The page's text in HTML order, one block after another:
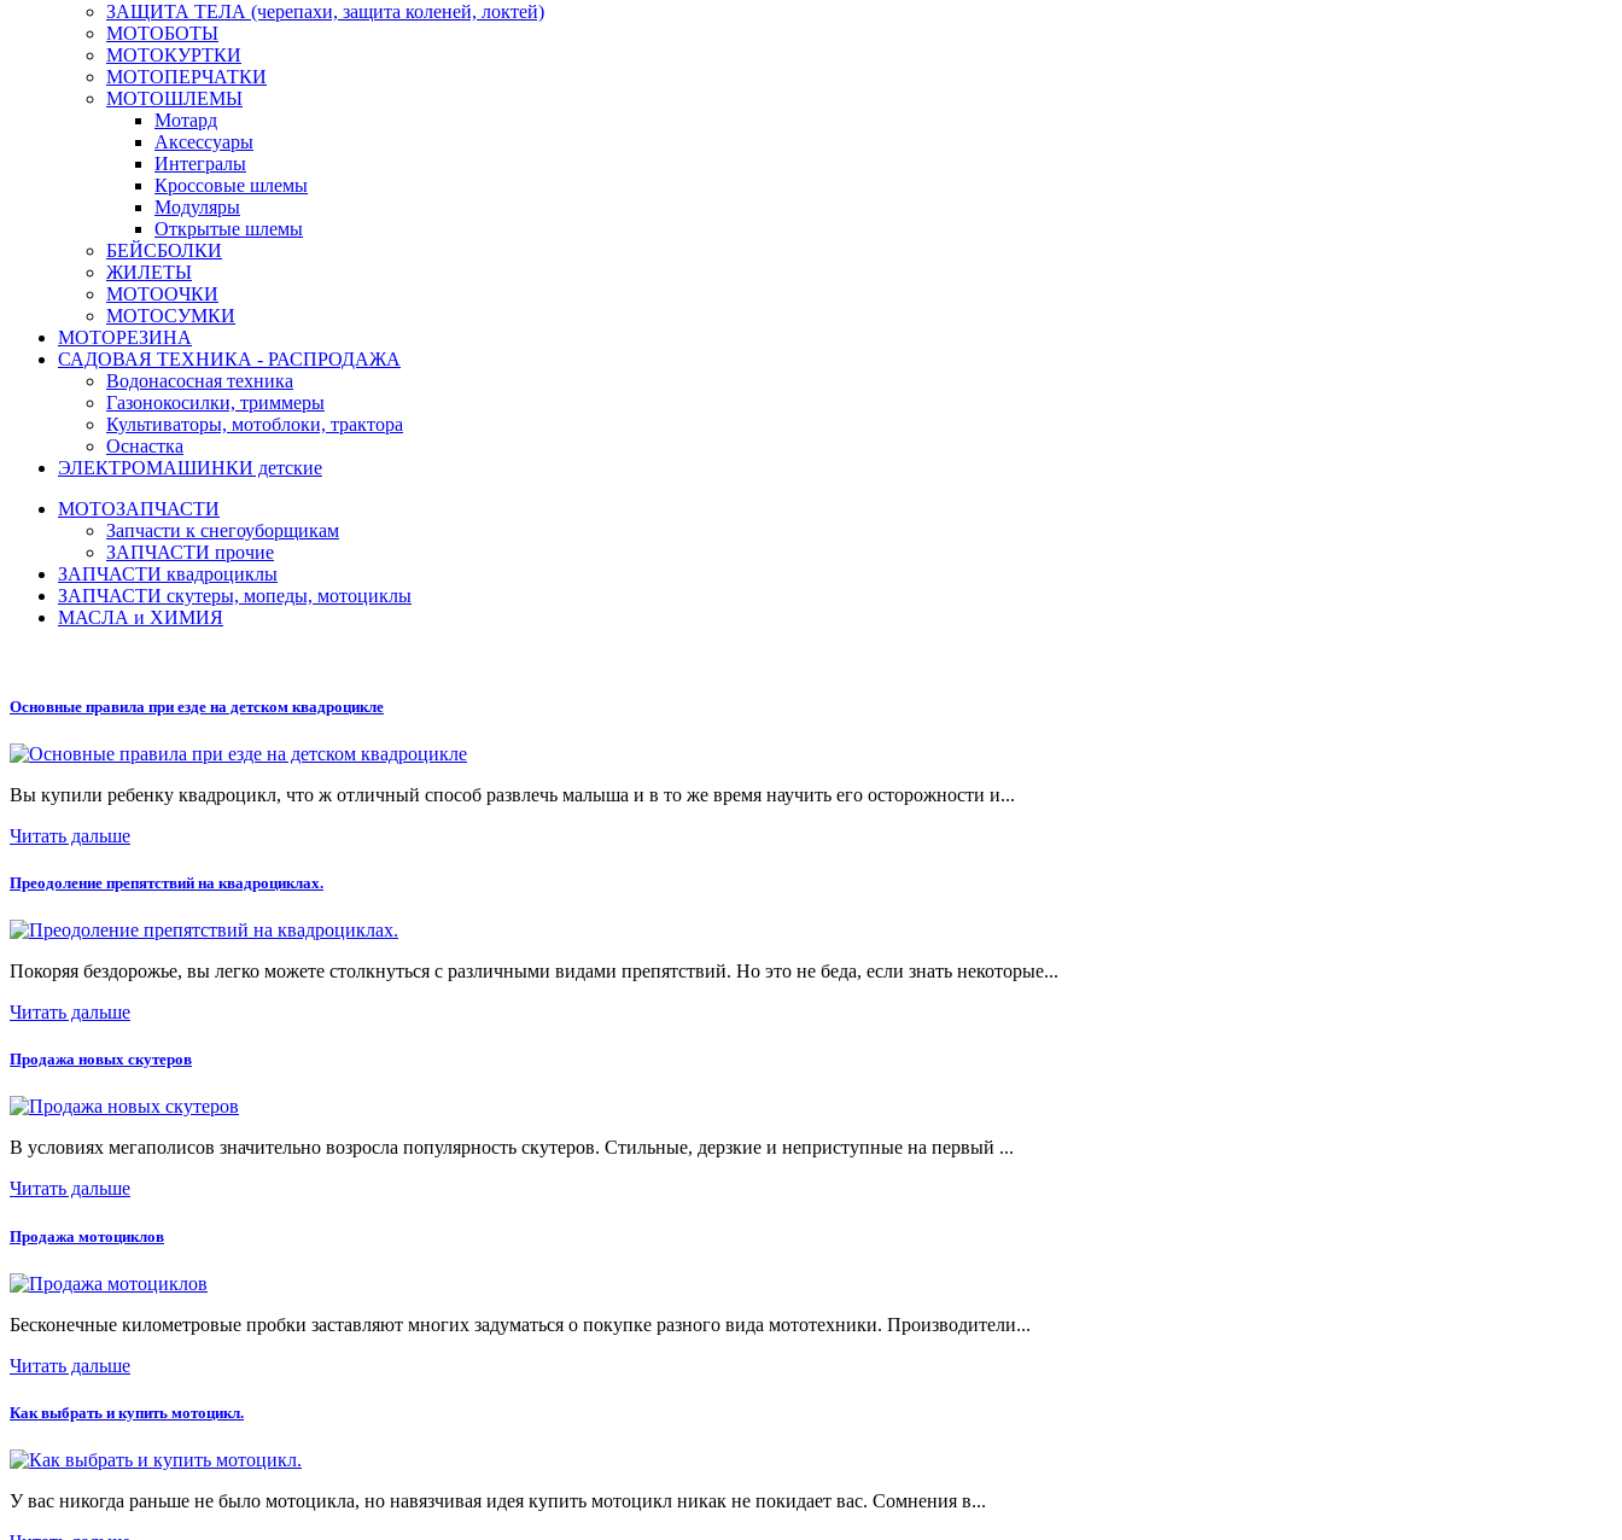
ЗАЩИТА ТЕЛА (черепахи, защита коленей, локтей)
МОТОБОТЫ
МОТОКУРТКИ
МОТОПЕРЧАТКИ
МОТОШЛЕМЫ
Мотард
Аксессуары
Интегралы
Кроссовые шлемы
Модуляры
Открытые шлемы
БЕЙСБОЛКИ
ЖИЛЕТЫ
МОТООЧКИ
МОТОСУМКИ
МОТОРЕЗИНА
САДОВАЯ ТЕХНИКА - РАСПРОДАЖА
Водонасосная техника
Газонокосилки, триммеры
Культиваторы, мотоблоки, трактора
Оснастка
ЭЛЕКТРОМАШИНКИ детские
МОТОЗАПЧАСТИ
Запчасти к снегоуборщикам
ЗАПЧАСТИ прочие
ЗАПЧАСТИ квадроциклы
ЗАПЧАСТИ скутеры, мопеды, мотоциклы
МАСЛА и ХИМИЯ
Основные правила при езде на детском квадроцикле
Вы купили ребенку квадроцикл, что ж отличный способ развлечь малыша и в то же время научить его осторожности и...
Читать дальше
Преодоление препятствий на квадроциклах.
Покоряя бездорожье, вы легко можете столкнуться с различными видами препятствий. Но это не беда, если знать некоторые...
Читать дальше
Продажа новых скутеров
В условиях мегаполисов значительно возросла популярность скутеров. Стильные, дерзкие и неприступные на первый ...
Читать дальше
Продажа мотоциклов
Бесконечные километровые пробки заставляют многих задуматься о покупке разного вида мототехники. Производители...
Читать дальше
Как выбрать и купить мотоцикл.
У вас никогда раньше не было мотоцикла, но навязчивая идея купить мотоцикл никак не покидает вас. Сомнения в...